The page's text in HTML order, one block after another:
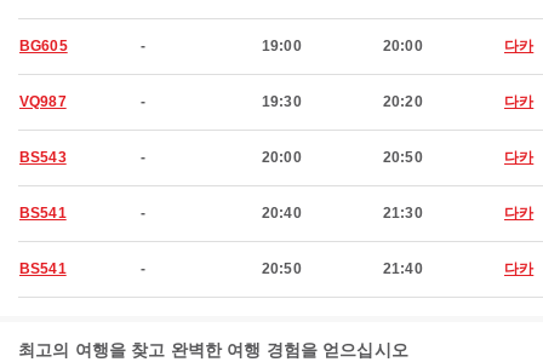
BG605 - 19:00 20:00 다카
VQ987 - 19:30 20:20 다카
BS543 - 20:00 20:50 다카
BS541 - 20:40 21:30 다카
BS541 - 20:50 21:40 다카
최고의 여행을 찾고 완벽한 여행 경험을 얻으십시오